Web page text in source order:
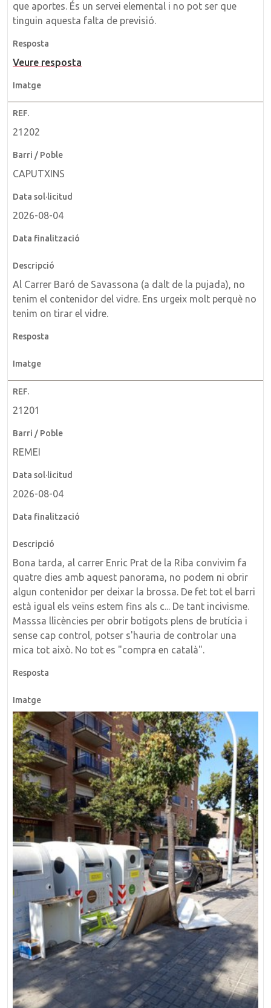
que aportes. És un servei elemental i no pot ser que
tinguin aquesta falta de previsió.
Veure resposta
21202
CAPUTXINS
2026-08-04
Al Carrer Baró de Savassona (a dalt de la pujada), no
tenim el contenidor del vidre. Ens urgeix molt perquè no
tenim on tirar el vidre.
21201
REMEI
2026-08-04
Bona tarda, al carrer Enric Prat de la Riba convivim fa
quatre dies amb aquest panorama, no podem ni obrir
algun contenidor per deixar la brossa. De fet tot el barri
està igual els veïns estem fins als c... De tant incivisme.
Masssa llicències per obrir botigots plens de brutícia i
sense cap control, potser s'hauria de controlar una
mica tot això. No tot es "compra en català".